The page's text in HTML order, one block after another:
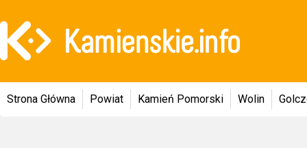
Strona Główna Powiat Kamień Pomorski Wolin